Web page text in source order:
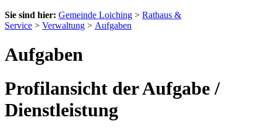
Sie sind hier: Gemeinde Loiching > Rathaus &
Service > Verwaltung > Aufgaben
Aufgaben
Profilansicht der Aufgabe /
Dienstleistung